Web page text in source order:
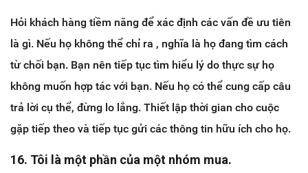
Hỏi khách hàng tiềm năng để xác định các vấn đề ưu tiên
là gì. Nếu họ không thể chỉ ra , nghĩa là họ đang tìm cách
từ chối bạn. Bạn nên tiếp tục tìm hiểu lý do thực sự họ
không muốn hợp tác với bạn. Nếu họ có thể cung cấp câu
trả lời cụ thể, đừng lo lắng. Thiết lập thời gian cho cuộc
gặp tiếp theo và tiếp tục gửi các thông tin hữu ích cho họ.
16. Tôi là một phần của một nhóm mua.